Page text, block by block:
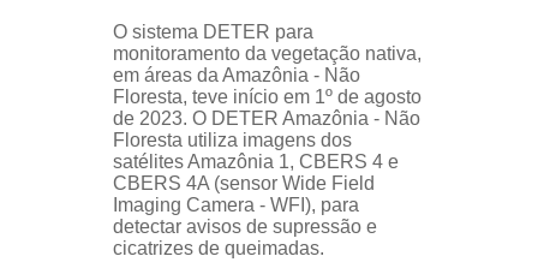
O sistema DETER para
monitoramento da vegetação nativa,
em áreas da Amazônia - Não
Floresta, teve início em 1º de agosto
de 2023. O DETER Amazônia - Não
Floresta utiliza imagens dos
satélites Amazônia 1, CBERS 4 e
CBERS 4A (sensor Wide Field
Imaging Camera - WFI), para
detectar avisos de supressão e
cicatrizes de queimadas.